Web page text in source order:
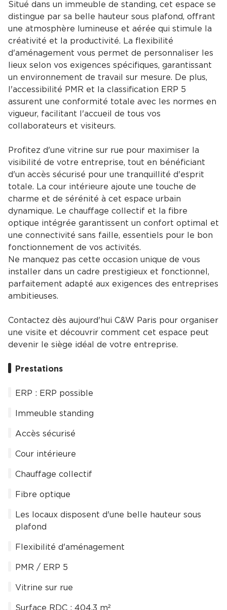
Situé dans un immeuble de standing, cet espace se
distingue par sa belle hauteur sous plafond, offrant
une atmosphère lumineuse et aérée qui stimule la
créativité et la productivité. La flexibilité
d'aménagement vous permet de personnaliser les
lieux selon vos exigences spécifiques, garantissant
un environnement de travail sur mesure. De plus,
l'accessibilité PMR et la classification ERP 5
assurent une conformité totale avec les normes en
vigueur, facilitant l'accueil de tous vos
collaborateurs et visiteurs.
Profitez d'une vitrine sur rue pour maximiser la
visibilité de votre entreprise, tout en bénéficiant
d'un accès sécurisé pour une tranquillité d'esprit
totale. La cour intérieure ajoute une touche de
charme et de sérénité à cet espace urbain
dynamique. Le chauffage collectif et la fibre
optique intégrée garantissent un confort optimal et
une connectivité sans faille, essentiels pour le bon
fonctionnement de vos activités.
Ne manquez pas cette occasion unique de vous
installer dans un cadre prestigieux et fonctionnel,
parfaitement adapté aux exigences des entreprises
ambitieuses.
Contactez dès aujourd'hui C&W Paris pour organiser
une visite et découvrir comment cet espace peut
devenir le siège idéal de votre entreprise.
Prestations
ERP : ERP possible
Immeuble standing
Accès sécurisé
Cour intérieure
Chauffage collectif
Fibre optique
Les locaux disposent d'une belle hauteur sous
plafond
Flexibilité d'aménagement
PMR / ERP 5
Vitrine sur rue
Surface RDC : 404,3 m²